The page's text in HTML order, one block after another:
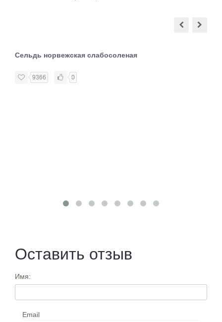
Сельдь норвежская слабосоленая
9366 0
Оставить отзыв
Имя:
Email